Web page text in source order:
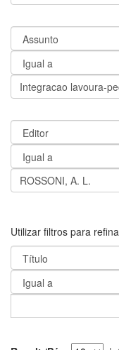
Utilizar filtros para